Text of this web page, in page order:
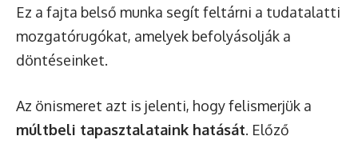
Ez a fajta belső munka segít feltárni a tudatalatti
mozgatórugókat, amelyek befolyásolják a
döntéseinket.
Az önismeret azt is jelenti, hogy felismerjük a
múltbeli tapasztalataink hatását. Előző